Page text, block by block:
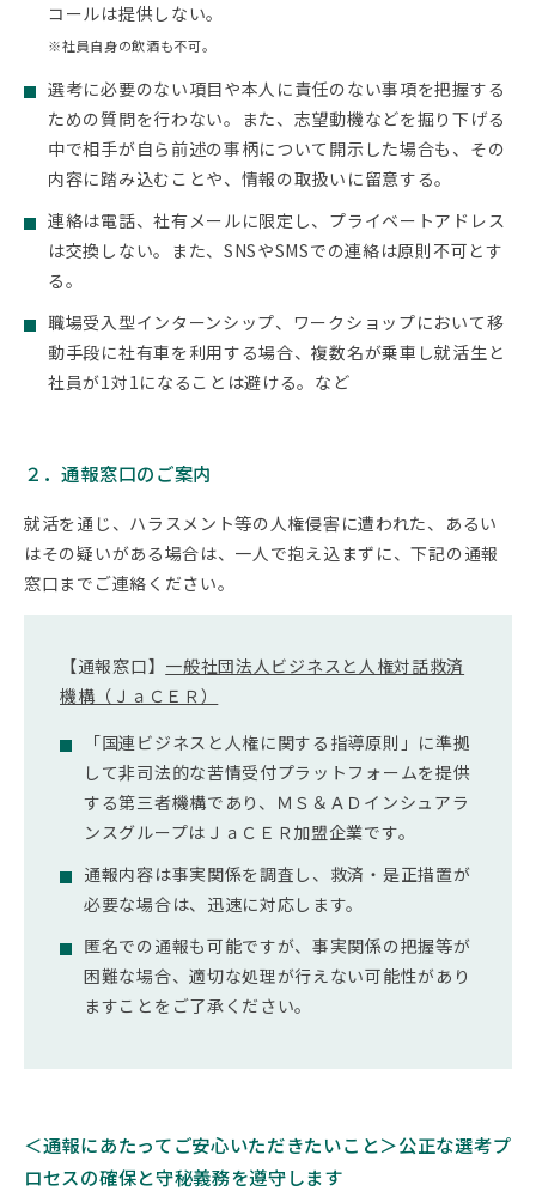
コールは提供しない。
※社員自身の飲酒も不可。
選考に必要のない項目や本人に責任のない事項を把握する
ための質問を行わない。また、志望動機などを掘り下げる
中で相手が自ら前述の事柄について開示した場合も、その
内容に踏み込むことや、情報の取扱いに留意する。
連絡は電話、社有メールに限定し、プライベートアドレス
は交換しない。また、SNSやSMSでの連絡は原則不可とす
る。
職場受入型インターンシップ、ワークショップにおいて移
動手段に社有車を利用する場合、複数名が乗車し就活生と
社員が1対1になることは避ける。など
２．通報窓口のご案内
就活を通じ、ハラスメント等の人権侵害に遭われた、あるい
はその疑いがある場合は、一人で抱え込まずに、下記の通報
窓口までご連絡ください。
【通報窓口】 一般社団法人ビジネスと人権対話救済
機構（ＪａＣＥＲ）
「国連ビジネスと人権に関する指導原則」に準拠
して非司法的な苦情受付プラットフォームを提供
する第三者機構であり、ＭＳ＆ＡＤインシュアラ
ンスグループはＪａＣＥＲ加盟企業です。
通報内容は事実関係を調査し、救済・是正措置が
必要な場合は、迅速に対応します。
匿名での通報も可能ですが、事実関係の把握等が
困難な場合、適切な処理が行えない可能性があり
ますことをご了承ください。
＜通報にあたってご安心いただきたいこと＞公正な選考プ
ロセスの確保と守秘義務を遵守します